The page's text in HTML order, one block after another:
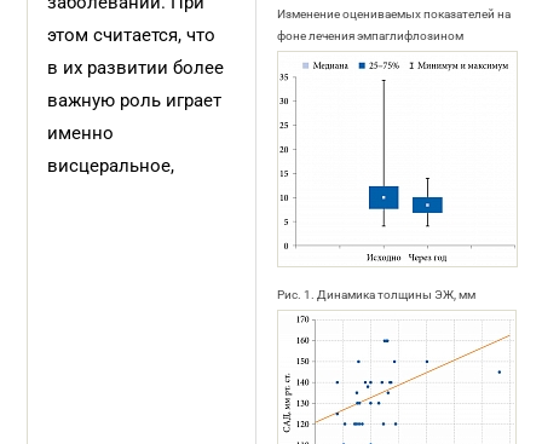
Изменение оцениваемых показателей на
фоне лечения эмпаглифлозином
Рис. 1. Динамика толщины ЭЖ, мм
этом считается, что
в их развитии более
важную роль играет
именно
висцеральное,